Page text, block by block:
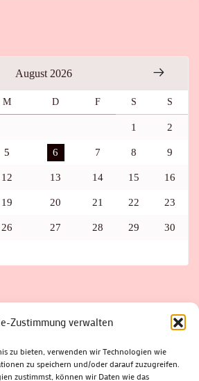
Zustimmung verwalten
zu bieten, verwenden wir Technologien wie
zu speichern und/oder darauf zuzugreifen.
zustimmst, können wir Daten wie das
August 2026
M D F S S
1 2
5 6 7 8 9
12 13 14 15 16
19 20 21 22 23
26 27 28 29 30
FOLK GEWINNSPIEL
HITZE
IRISH DANCE JAZZ
KABARETT
KLEINE SUHLER REIHE
LOTTO
MEININGEN